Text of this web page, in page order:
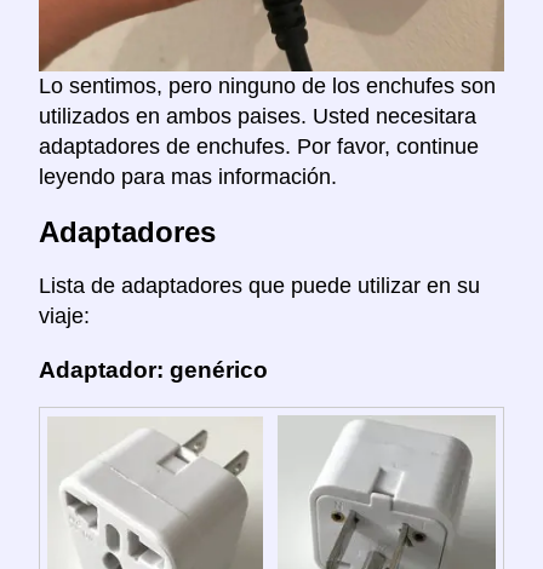
Lo sentimos, pero ninguno de los enchufes son
utilizados en ambos paises. Usted necesitara
adaptadores de enchufes. Por favor, continue
leyendo para mas información.
Adaptadores
Lista de adaptadores que puede utilizar en su
viaje:
Adaptador: genérico